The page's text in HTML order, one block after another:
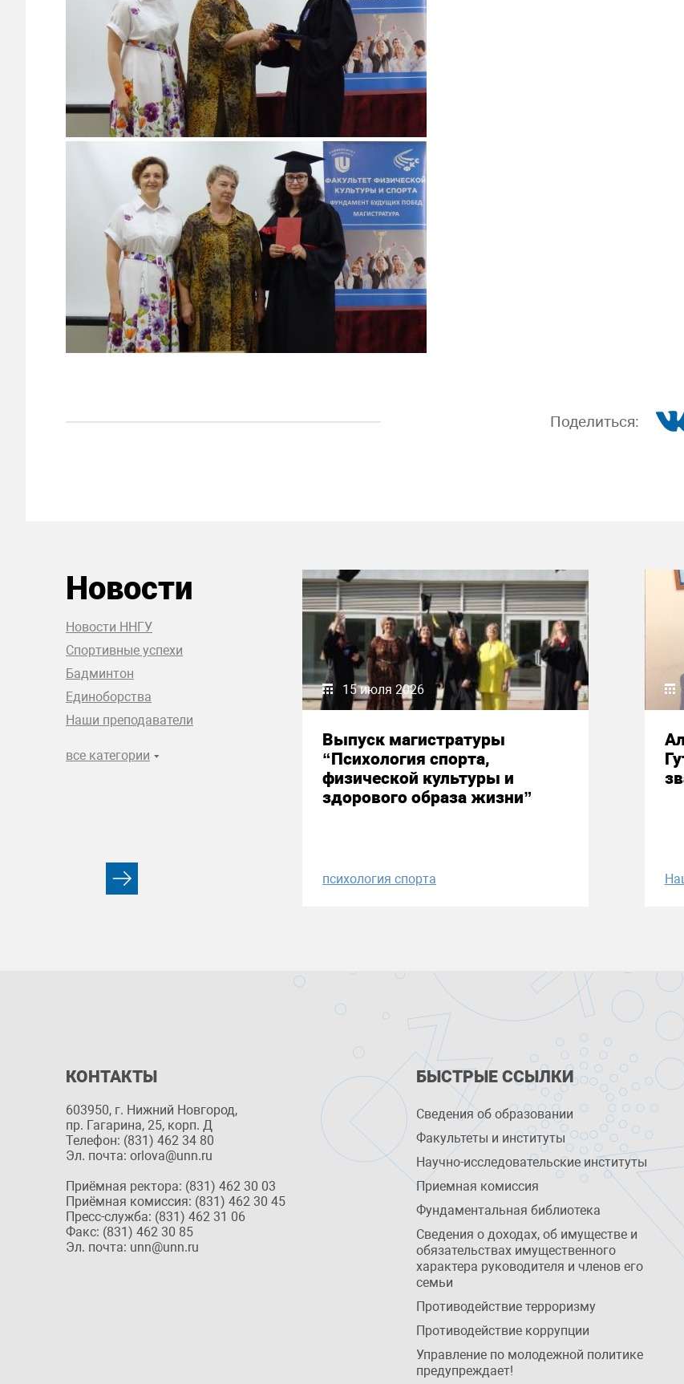
Поделиться:
Новости
Новости ННГУ
Спортивные успехи
Бадминтон
Единоборства
Наши преподаватели
все категории
15 июля 2026
Выпуск магистратуры
“Психология спорта,
физической культуры и
здорового образа жизни”
психология спорта
КОНТАКТЫ
603950, г. Нижний Новгород,
пр. Гагарина, 25, корп. Д
Телефон: (831) 462 34 80
Эл. почта: orlova@unn.ru
Приёмная ректора: (831) 462 30 03
Приёмная комиссия: (831) 462 30 45
Пресс-служба: (831) 462 31 06
Факс: (831) 462 30 85
Эл. почта: unn@unn.ru
БЫСТРЫЕ ССЫЛКИ
Сведения об образовании
Факультеты и институты
Научно-исследовательские институты
Приемная комиссия
Фундаментальная библиотека
Сведения о доходах, об имуществе и
обязательствах имущественного
характера руководителя и членов его
семьи
Противодействие терроризму
Противодействие коррупции
Управление по молодежной политике
предупреждает!